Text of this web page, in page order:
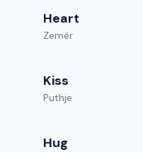
Heart
Zemër
Kiss
Puthje
Hug